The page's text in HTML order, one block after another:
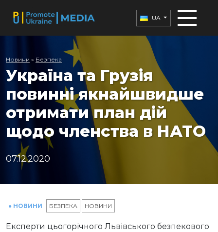
UA
Новини » Безпека
Україна та Грузія
повинні якнайшвидше
отримати план дій
щодо членства в НАТО
07.12.2020
● НОВИНИ БЕЗПЕКА НОВИНИ
Експерти цьогорічного Львівського безпекового